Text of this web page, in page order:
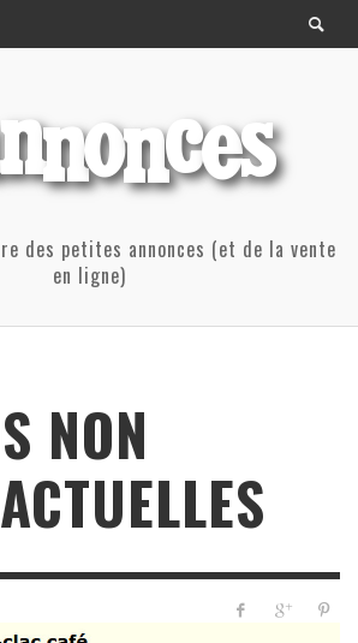
des petites annonces (et de la vente
en ligne)
NON